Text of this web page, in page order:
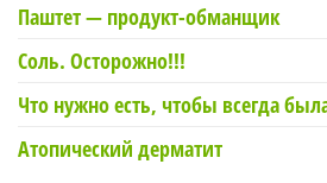
Паштет — продукт-обманщик
Соль. Осторожно!!!
Что нужно есть, чтобы всегда
Атопический дерматит